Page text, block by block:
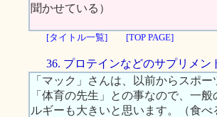
聞かせている）
[タイトル一覧] [TOP PAGE]
36. プロテインなどのサプリメ
「マック」さんは、以前からスポ
「体育の先生」との事なので、一
ルギーも大きいと思います。（食べ